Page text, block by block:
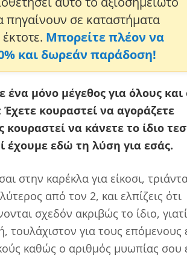
πηγαίνουν σε καταστήματα
Μπορείτε πλέον να
και δωρεάν παράδοση!
ένα μόνο μέγεθος για όλους και
κουραστεί να αγοράζετε
να κάνετε το ίδιο
έχουμε εδώ τη λύση για εσάς.
στην καρέκλα για είκοσι,
από τον 2, και ελπίζεις ότι
σχεδόν ακριβώς το ίδιο, γιατί
τουλάχιστον για τους επόμενους
καθώς ο αριθμός μυωπίας σου